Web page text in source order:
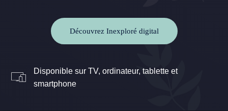
Découvrez Inexploré digital
Disponible sur TV, ordinateur, tablette et
smartphone